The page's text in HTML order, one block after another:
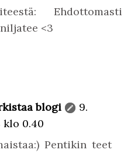
Ehdottomasti
<3
blogi
9.
klo 0.40
Pentikin teet